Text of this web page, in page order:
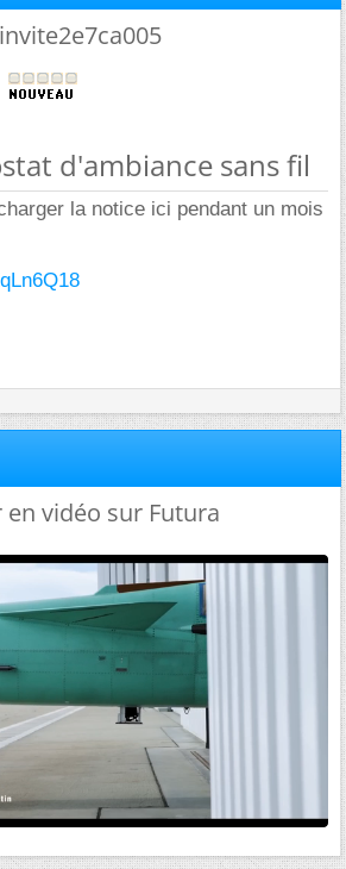
invite2e7ca005
d'ambiance sans fil
la notice ici pendant un mois
en vidéo sur Futura